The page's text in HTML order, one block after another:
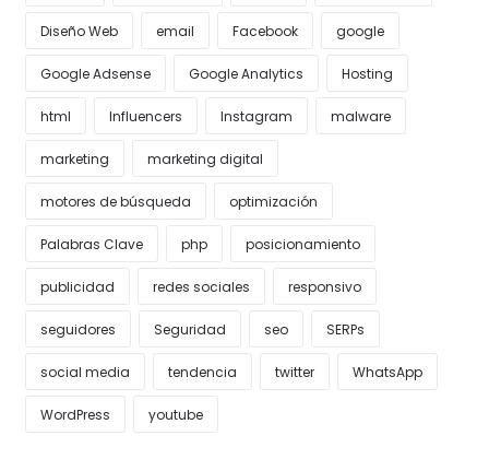
Diseño Web email Facebook google
Google Adsense Google Analytics Hosting
html Influencers Instagram malware
marketing marketing digital
motores de búsqueda optimización
Palabras Clave php posicionamiento
publicidad redes sociales responsivo
seguidores Seguridad seo SERPs
social media tendencia twitter WhatsApp
WordPress youtube